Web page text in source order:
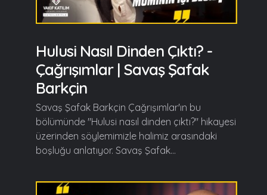
Hulusi Nasıl Dinden Çıktı? -
Çağrışımlar | Savaş Şafak
Barkçin
Savaş Şafak Barkçin Çağrışımlar'ın bu
bölümünde "Hulusi nasıl dinden çıktı?" hikayesi
üzerinden söylemimizle halimiz arasındaki
boşluğu anlatıyor. Savaş Şafak...